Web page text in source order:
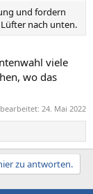
und fordern
nach unten.
viele
wo das
24. Mai 2022
zu antworten.